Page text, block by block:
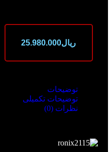
ریال25.980.000
توضیحات
توضیحات تکمیلی
نظرات (0)